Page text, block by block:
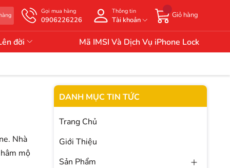
Gọi mua hàng
0906226226
Thông tin
Tài khoản
Giỏ hàng
đời Mã IMSI Và Dịch Vụ iPhone Lock
Nhà
mộ
DANH MỤC TIN TỨC
Trang Chủ
Giới Thiệu
Sản Phẩm